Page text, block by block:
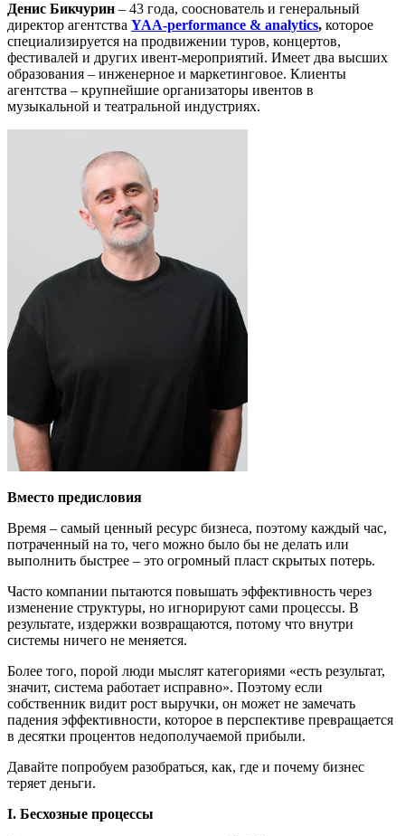
Денис Бикчурин – 43 года, сооснователь и генеральный
директор агентства YAA-performance & analytics, которое
специализируется на продвижении туров, концертов,
фестивалей и других ивент-мероприятий. Имеет два высших
образования – инженерное и маркетинговое. Клиенты
агентства – крупнейшие организаторы ивентов в
музыкальной и театральной индустриях.
Вместо предисловия
Время – самый ценный ресурс бизнеса, поэтому каждый час,
потраченный на то, чего можно было бы не делать или
выполнить быстрее – это огромный пласт скрытых потерь.
Часто компании пытаются повышать эффективность через
изменение структуры, но игнорируют сами процессы. В
результате, издержки возвращаются, потому что внутри
системы ничего не меняется.
Более того, порой люди мыслят категориями «есть результат,
значит, система работает исправно». Поэтому если
собственник видит рост выручки, он может не замечать
падения эффективности, которое в перспективе превращается
в десятки процентов недополучаемой прибыли.
Давайте попробуем разобраться, как, где и почему бизнес
теряет деньги.
I. Бесхозные процессы